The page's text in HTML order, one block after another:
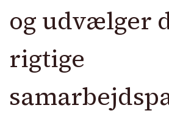
og udvælger
rigtige